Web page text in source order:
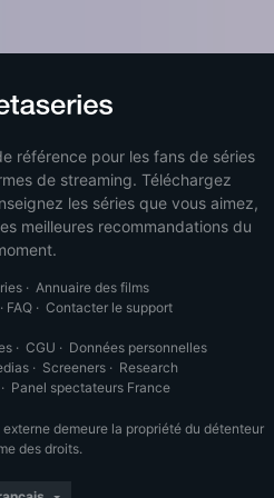
référence pour les fans de séries
de streaming. Téléchargez
les séries que vous aimez,
meilleures recommandations du
· Annuaire des films
· FAQ · Contacter le support
· CGU · Données personnelles
· Screeners· Research
· Panel spectateurs France
demeure la propriété du détenteur
des droits.